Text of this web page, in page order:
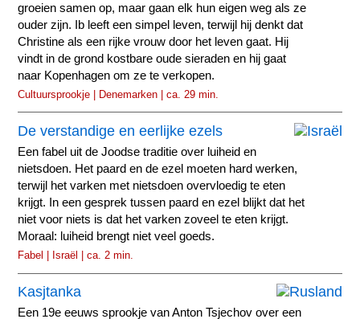
groeien samen op, maar gaan elk hun eigen weg als ze
ouder zijn. Ib leeft een simpel leven, terwijl hij denkt dat
Christine als een rijke vrouw door het leven gaat. Hij
vindt in de grond kostbare oude sieraden en hij gaat
naar Kopenhagen om ze te verkopen.
Cultuursprookje | Denemarken | ca. 29 min.
De verstandige en eerlijke ezels
Een fabel uit de Joodse traditie over luiheid en
nietsdoen. Het paard en de ezel moeten hard werken,
terwijl het varken met nietsdoen overvloedig te eten
krijgt. In een gesprek tussen paard en ezel blijkt dat het
niet voor niets is dat het varken zoveel te eten krijgt.
Moraal: luiheid brengt niet veel goeds.
Fabel | Israël | ca. 2 min.
Kasjtanka
Een 19e eeuws sprookje van Anton Tsjechov over een